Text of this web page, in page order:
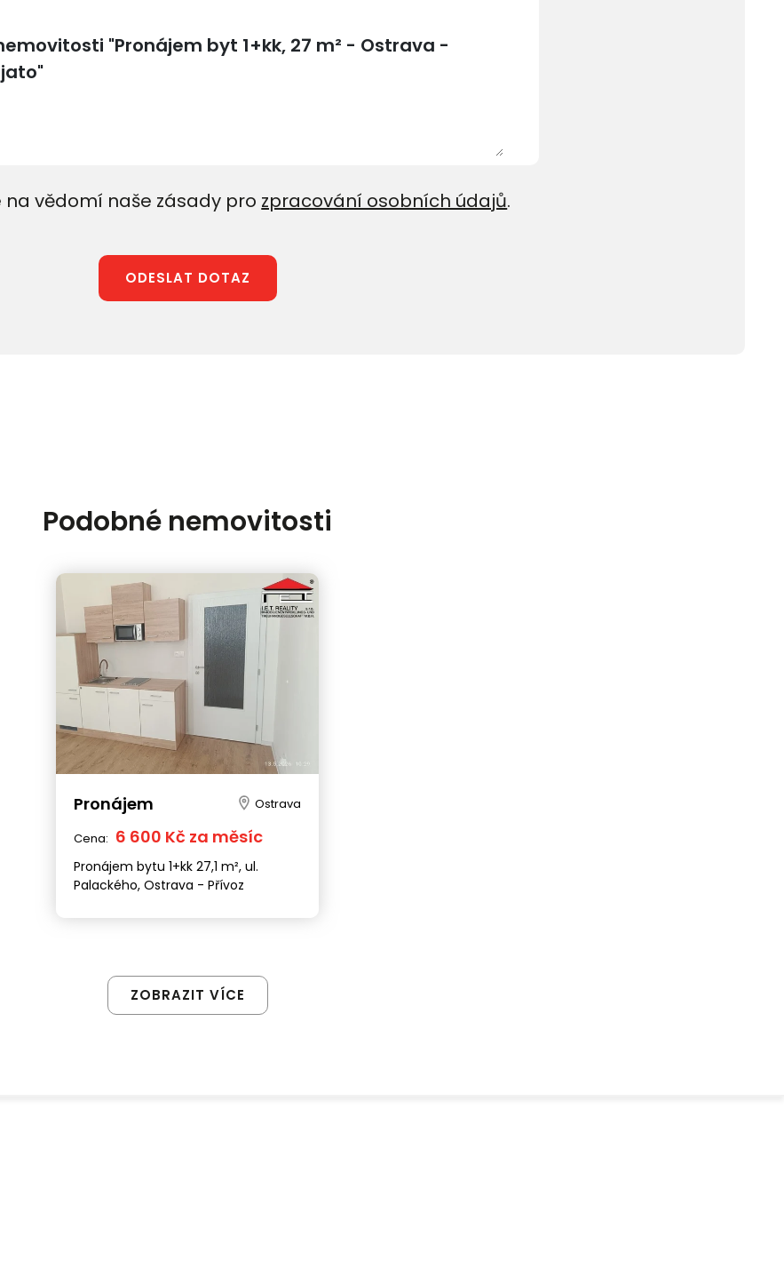
vědomí naše zásady pro zpracování osobních údajů.
ODESLAT DOTAZ
Podobné nemovitosti
Pronájem Ostrava
Cena: 6 600 Kč za měsíc
Pronájem bytu 1+kk 27,1 m², ul.
Palackého, Ostrava - Přívoz
ZOBRAZIT VÍCE